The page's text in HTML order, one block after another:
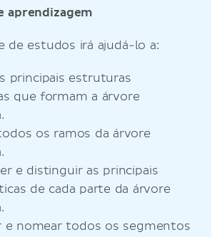
aprendizagem
de estudos irá ajudá-lo a:
principais estruturas
que formam a árvore
os ramos da árvore
e distinguir as principais
de cada parte da árvore
e nomear todos os segmentos